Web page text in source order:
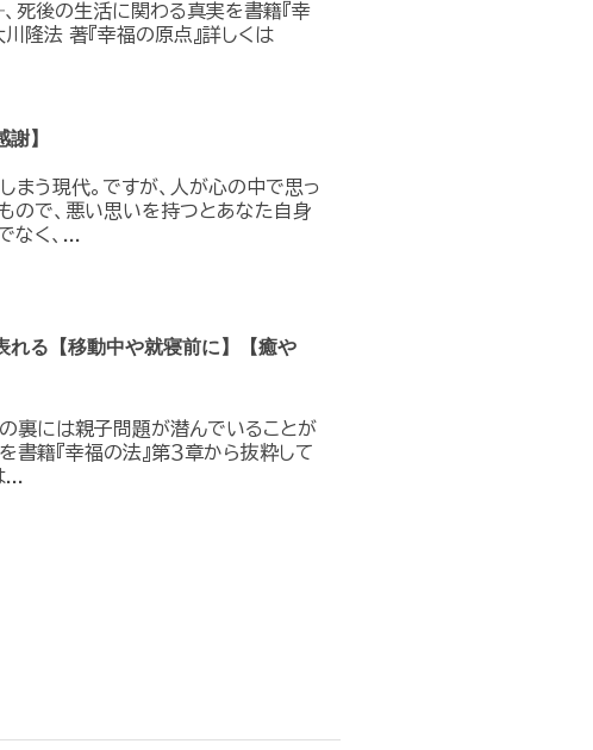
後の生活に関わる真実を書籍『幸
隆法 著『幸福の原点』詳しくは
】
まう現代。ですが、人が心の中で思っ
ので、悪い思いを持つとあなた自身
なく、...
れる【移動中や就寝前に】【癒や
裏には親子問題が潜んでいることが
籍『幸福の法』第３章から抜粋して
...